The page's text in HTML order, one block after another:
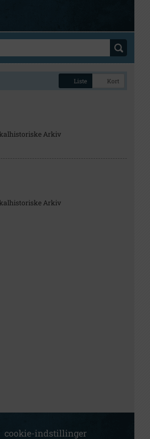
Liste Kort
Arkiv
Arkiv
cookie-indstillinger